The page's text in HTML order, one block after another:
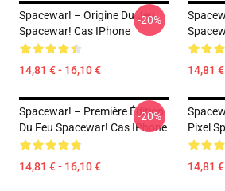
Spacewar! – Origine Du Jeu
Spacewar! Cas IPhone
14,81 € - 16,10 €
-20%
14,81
Spacewar! – Première Édition
Du Feu Spacewar! Cas IPhone
14,81 € - 16,10 €
-20%
Pixel
14,81